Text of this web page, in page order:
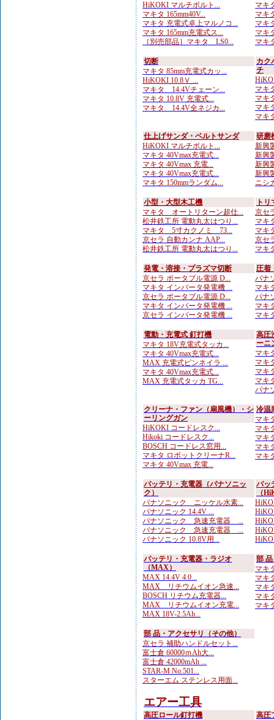
HiKOKI マルチボルト...
マキタ 165mm40V...
マキタ 充電式卓上マルノコ...
マキタ 165mm充電式ス...
［別売部品］マキタ LS0...
マキ
マキ
マキ
マキ
マキ
切断
マキタ 85mm充電式カッ...
HiKOKI 10.8Ｖ ...
マキタ 14.4Vチェーン...
マキタ 10.8V 充電式...
マキタ 14.4V全ネジカ...
カク
チ
マキ
マキ
マキ
マキ
仕上げサンダ・ベルトサンダ
HiKOKI マルチボルト...
マキタ 40Vmax充電式...
マキタ 40Vmax 充電...
マキタ 40Vmax充電式...
マキタ 150mmランダム...
研磨
新興
新興
新興
新興
ニシ
小型・大型木工機
マキタ オートリターン超仕...
松井鉄工所 電動丸太はつり...
マキタ 5寸カクノミ 73...
京セラ 自動カンナ AAP...
松井鉄工所 電動丸太はつり...
ト
京セ
マキ
マキ
京セ
マキ
発電・溶接・プラズマ切断
京セラ ポータブル電源 D...
マキタ インバータ発電機 ...
京セラ ポータブル電源 D...
マキタ インバータ発電機 ...
京セラ インバータ発電機 ...
圧着
パナ
マキ
パナ
マキ
マキ
電動・充電式 釘打機
マキタ 18V充電式タッカ...
マキタ 40Vmax充電式...
MAX 充電式ピンネイラ ...
マキタ 40Vmax充電式...
MAX 充電式タッカ TG...
高圧
ーニ
マキ
マキ
マキ
マキ
パナ
クリーナ・ファン（扇風機）・シ
ーリングガン
HiKOKI コードレスク...
Hikoki コードレスク...
BOSCH コードレス窓用...
マキタ ロボットクリーナR...
マキタ 40Vmax 充電...
冷温
マキ
マキ
マキ
マキ
マキ
バッテリ・充電器（パナソニッ
ク）
パナソニック ニッケル水素...
パナソニック 14.4V ...
パナソニック 急速充電器 ...
パナソニック 急速充電器 ...
パナソニック 10.8V用...
バッ
（
バッテリ・充電器・ラジオ
（MAX）
MAX 14.4V 4.0...
MAX リチウムイオン急速...
BOSCH リチウム充電器...
MAX リチウムイオン充電...
MAX 18V-2.5Ah...
部
マキ
マキ
マキ
マキ
マキ
部 品・アクセサリ（その他）
京セラ 補助ハンドルセット...
富士倉 60000ｍAh大...
富士倉 42000mAh ...
STAR-M No.501...
スターエム ステンレス用面...
エアー工具
高圧ロール釘打機
高圧